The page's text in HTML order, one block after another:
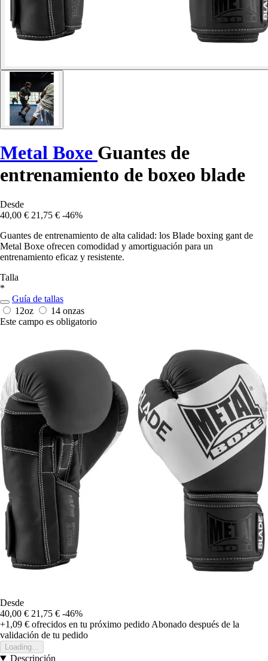
Metal Boxe Guantes de
entrenamiento de boxeo blade
Desde
40,00 € 21,75 € -46%
Guantes de entrenamiento de alta calidad: los Blade boxing gant de
Metal Boxe ofrecen comodidad y amortiguación para un
entrenamiento eficaz y resistente.
Talla
*
Guía de tallas
12oz
14 onzas
Este campo es obligatorio
Desde
40,00 € 21,75 € -46%
+1,09 € ofrecidos en tu próximo pedido Abonado después de la
validación de tu pedido
Loading...
Descripción